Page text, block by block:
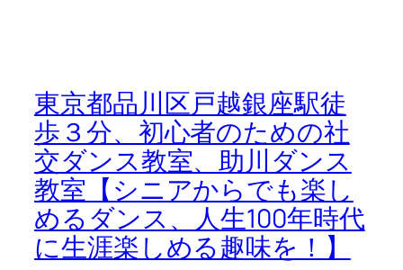
東京都品川区戸越銀座駅徒
歩３分、初心者のための社
交ダンス教室、助川ダンス
教室【シニアからでも楽し
めるダンス、人生100年時代
に生涯楽しめる趣味を！】